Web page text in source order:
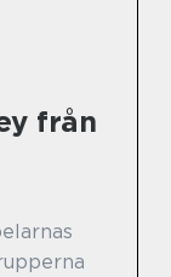
från